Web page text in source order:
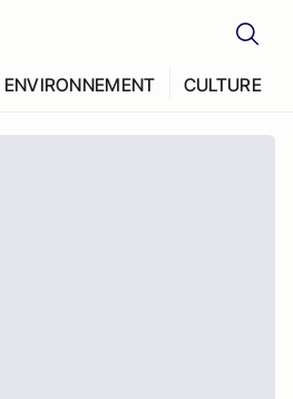
ENVIRONNEMENT CULTURE